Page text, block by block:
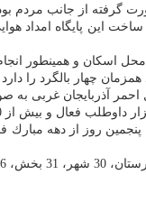
از جانب مردم بود
اسكان و همینطور
احمر آذربایجان غربی
با پنجمین روز از